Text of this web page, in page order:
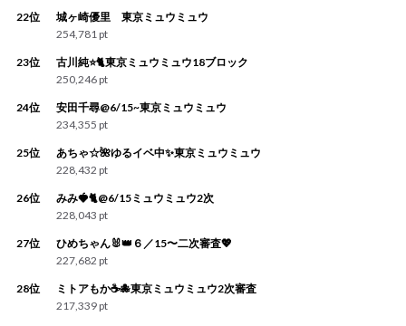
22位
城ヶ崎優里 東京ミュウミュウ
254,781 pt
23位
古川純⭐️🐈東京ミュウミュウ18ブロック
250,246 pt
24位
安田千尋@6/15~東京ミュウミュウ
234,355 pt
25位
あちゃ☆🌺ゆるイベ中✨東京ミュウミュウ
228,432 pt
26位
みみ🍓🐈@6/15ミュウミュウ2次
228,043 pt
27位
ひめちゃん🐰👑６／15〜二次審査💖
227,682 pt
28位
ミトアもか☕️🐙東京ミュウミュウ2次審査
217,339 pt